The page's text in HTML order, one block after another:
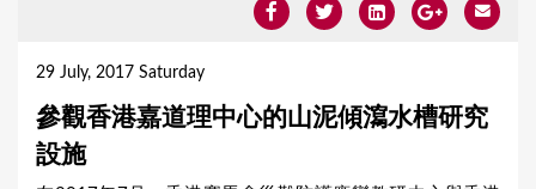
29 July, 2017 Saturday
參觀香港嘉道理中心的山泥傾瀉水槽研究
設施